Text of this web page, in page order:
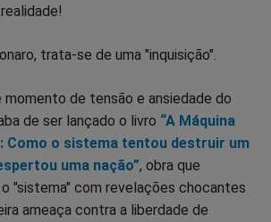
trata-se de uma "inquisição".
de tensão e ansiedade do
de ser lançado o livro “A Máquina
Como o sistema tentou destruir um
uma nação”, obra que
"sistema" com revelações chocantes
ameaça contra a liberdade de